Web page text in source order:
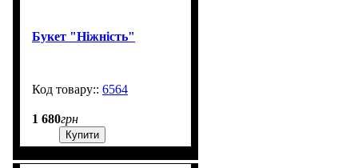
Букет "Ніжність"
6564
1 680грн
Купити